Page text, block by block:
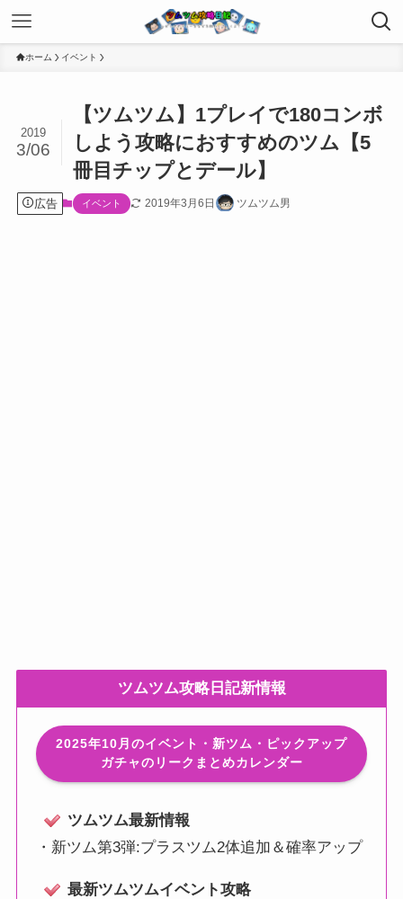
ホーム イベント
【ツムツム】1プレイで180コンボ
しよう攻略におすすめのツム【5
冊目チップとデール】
2019
3/06
広告 イベント 2019年3月6日 ツムツム男
ツムツム攻略日記新情報
2025年10月のイベント・新ツム・ピックアップ
ガチャのリークまとめカレンダー
ツムツム最新情報
・ 新ツム第3弾:プラスツム2体追加＆確率アップ
最新ツムツムイベント攻略